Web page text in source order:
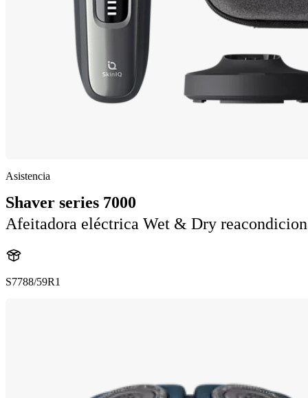
Asistencia
Shaver series 7000
Afeitadora eléctrica Wet & Dry
S7788/59R1